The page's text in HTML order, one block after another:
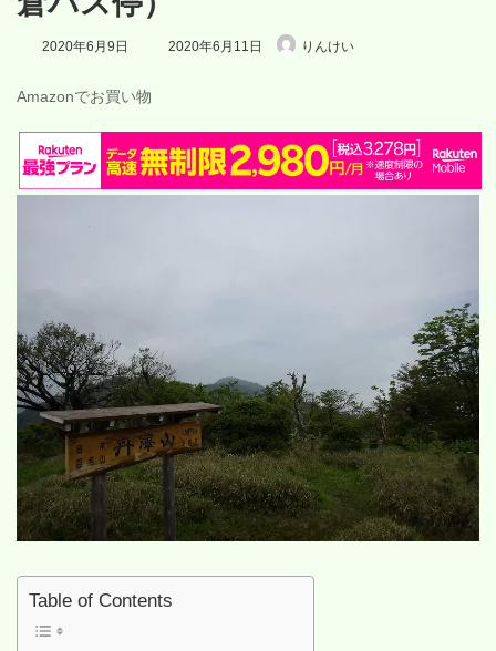
2020年6月9日
最
時
:
2020年6月11日 りんけい
Amazonでお買い物
Table of Contents